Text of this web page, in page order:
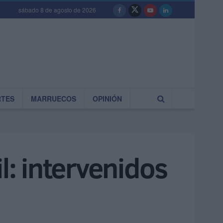
sábado 8 de agosto de 2026
MARRUECOS OPINIÓN
intervenidos